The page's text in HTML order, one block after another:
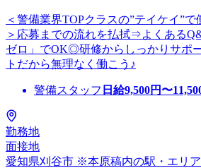
＜警備業界TOPクラスの”テイケイ”
＞応募までの流れを払拭⇒よくある
ゼロ」でOK◎研修からしっかりサポ
トだから無理なく働こう♪
警備スタッフ 日給9,500円〜
勤務地
面接地
愛知県刈谷市 ※本原稿内の駅・エリ